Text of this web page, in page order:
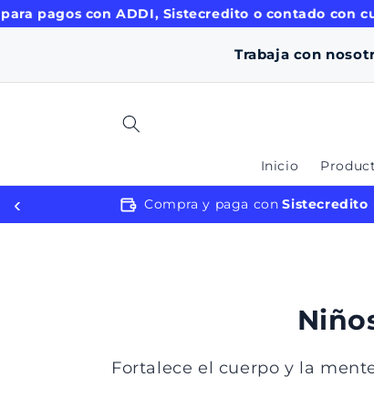
ament
e al
pagos con ADDI, Sistecredito o contado con
Trabaja con
Inicio
‹ Compra y paga con Sistecredito
C
o
Fortalece el cuerpo y la